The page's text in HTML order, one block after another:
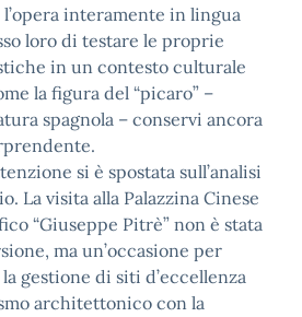
interamente in lingua
loro di testare le proprie
in un contesto culturale
la figura del “picaro” –
spagnola – conservi ancora
si è spostata sull’analisi
La visita alla Palazzina Cinese
“Giuseppe Pitrè” non è stata
ma un’occasione per
gestione di siti d’eccellenza
architettonico con la